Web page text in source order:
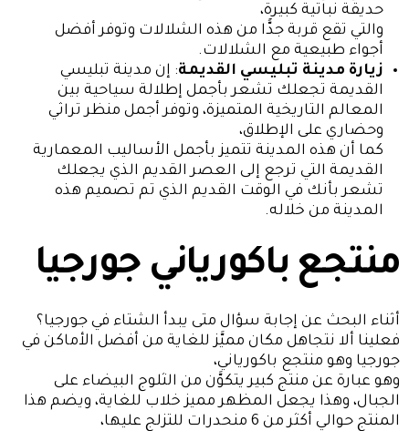
حديقة نباتية كبيرة،
والتي تقع قربة جدًّا من هذه الشلالات وتوفر أفضل
أجواء طبيعية مع الشلالات.
زيارة مدينة تبليسي القديمة: إن مدينة تبليسي
القديمة تجعلك تشعر بأجمل إطلالة سياحية بين
المعالم التاريخية المتميزة، وتوفر أجمل منظر تراثي
وحضاري على الإطلاق،
كما أن هذه المدينة تتميز بأجمل الأساليب المعمارية
القديمة التي ترجع إلى العصر القديم الذي يجعلك
تشعر بأنك في الوقت القديم الذي تم تصميم هذه
المدينة من خلاله.
منتجع باكورياني جورجيا
أثناء البحث عن إجابة سؤال متى يبدأ الشتاء في جورجيا؟
فعلينا ألا نتجاهل مكان مميَّز للغاية من أفضل الأماكن في
جورجيا وهو منتجع باكورياني،
وهو عبارة عن منتج كبير يتكوَّن من الثلوج البيضاء على
الجبال، وهذا يجعل المظهر مميز خلاب للغاية، ويضم هذا
المنتج حوالي أكثر من 6 منحدرات للتزلج عليها،